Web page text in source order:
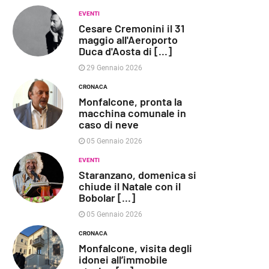
EVENTI
Cesare Cremonini il 31
maggio all'Aeroporto
Duca d'Aosta di [...]
29 Gennaio 2026
CRONACA
Monfalcone, pronta la
macchina comunale in
caso di neve
05 Gennaio 2026
EVENTI
Staranzano, domenica si
chiude il Natale con il
Bobolar [...]
05 Gennaio 2026
CRONACA
Monfalcone, visita degli
idonei all’immobile